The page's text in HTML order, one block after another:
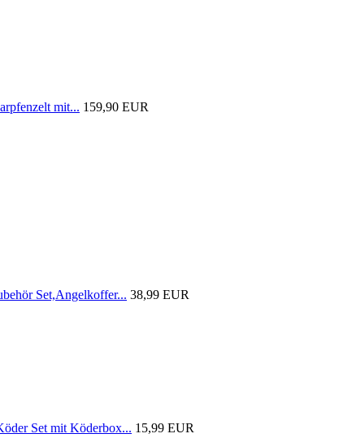
mit... 159,90 EUR
Set,Angelkoffer... 38,99 EUR
Set mit Köderbox... 15,99 EUR